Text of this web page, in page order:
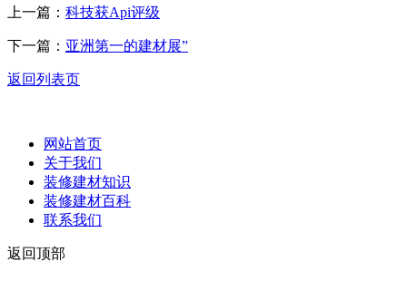
上一篇： 科技获Api评级
下一篇： 亚洲第一的建材展”
返回列表页
网站首页
关于我们
装修建材知识
装修建材百科
联系我们
返回顶部